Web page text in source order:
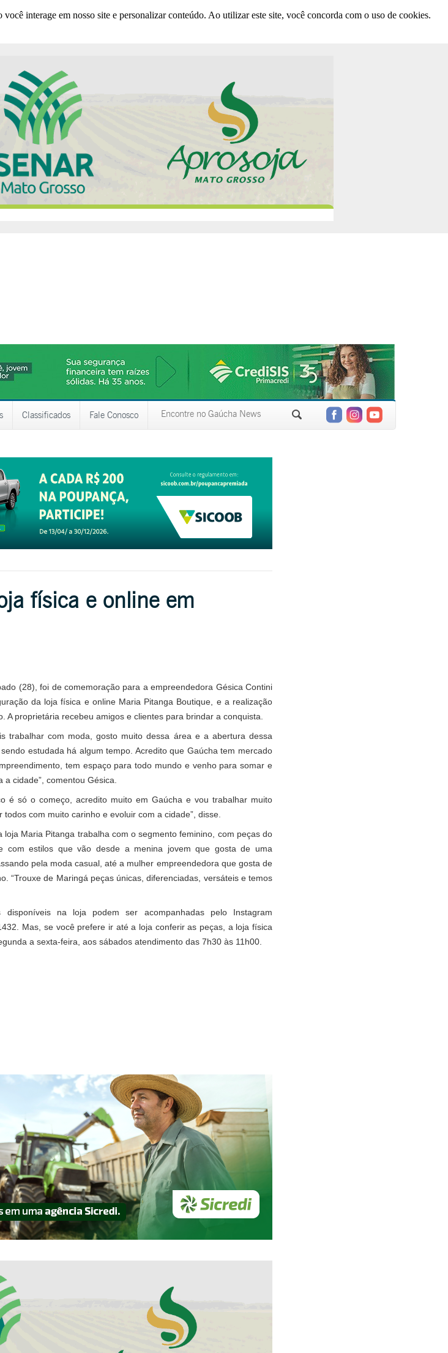
interage em nosso site e personalizar conteúdo. Ao utilizar este site, você concorda com o uso de cookies.
Classificados Fale Conosco
física e online em
(28), foi de comemoração para a empreendedora Gésica Contini
da loja física e online Maria Pitanga Boutique, e a realização
A proprietária recebeu amigos e clientes para brindar a conquista.
trabalhar com moda, gosto muito dessa área e a abertura dessa
estudada há algum tempo. Acredito que Gaúcha tem mercado
tem espaço para todo mundo e venho para somar e
a cidade”, comentou Gésica.
é só o começo, acredito muito em Gaúcha e vou trabalhar muito
todos com muito carinho e evoluir com a cidade”, disse.
loja Maria Pitanga trabalha com o segmento feminino, com peças do
com estilos que vão desde a menina jovem que gosta de uma
pela moda casual, até a mulher empreendedora que gosta de
“Trouxe de Maringá peças únicas, diferenciadas, versáteis e temos
na loja podem ser acompanhadas pelo Instagram
Mas, se você prefere ir até a loja conferir as peças, a loja física
a sexta-feira, aos sábados atendimento das 7h30 às 11h00.